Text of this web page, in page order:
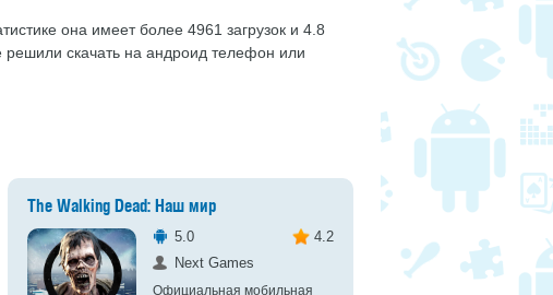
она имеет более 4961 загрузок и 4.8
решили скачать на андроид телефон или
The Walking Dead: Наш мир
5.0
4.2
Next Games
Официальная мобильная